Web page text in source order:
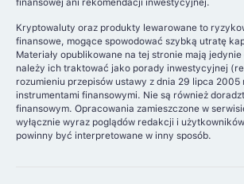
finansowej ani rekomendacji inwestycyjnej.
Kryptowaluty oraz produkty lewarowane to
finansowe, mogące spowodować szybką utratę
Materiały opublikowane na tej stronie mają
należy ich traktować jako porady inwestycyjnej
rozumieniu przepisów ustawy z dnia 29 lipca 2005
instrumentami finansowymi. Nie są również
finansowym. Opracowania zamieszczone w
wyłącznie wyraz poglądów redakcji i
powinny być interpretowane w inny sposób.